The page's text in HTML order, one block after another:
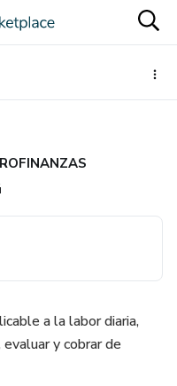
a la labor diaria,
y cobrar de